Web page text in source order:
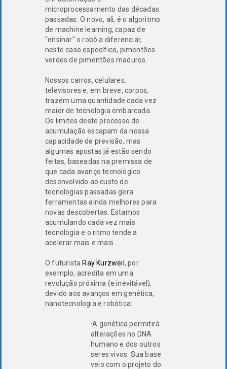
microprocessamento das décadas
passadas. O novo, ali, é o algoritmo
de machine learning, capaz de
“ensinar” o robô a diferenciar,
neste caso específico, pimentões
verdes de pimentões maduros.
Nossos carros, celulares,
televisores e, em breve, corpos,
trazem uma quantidade cada vez
maior de tecnologia embarcada.
Os limites deste processo de
acumulação escapam da nossa
capacidade de previsão, mas
algumas apostas já estão sendo
feitas, baseadas na premissa de
que cada avanço tecnológico
desenvolvido ao custo de
tecnologias passadas gera
ferramentas ainda melhores para
novas descobertas. Estamos
acumulando cada vez mais
tecnologia e o ritmo tende a
acelerar mais e mais.
O futurista Ray Kurzweil , por
exemplo, acredita em uma
revolução próxima (e inevitável),
devido aos avanços em genética,
nanotecnologia e robótica:
·A genética permitirá
alterações no DNA
humano e dos outros
seres vivos. Sua base
veio com o projeto do